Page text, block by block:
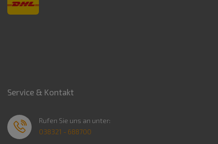
Service & Kontakt
Rufen Sie uns an unter:
038321 - 688700